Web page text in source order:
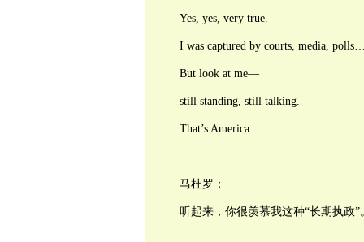
Yes, yes, very true.
I was captured by courts, media,
But look at me—
still standing, still talking.
That’s America.
马杜罗：
听起来，你很羡慕我这种“长期执政”